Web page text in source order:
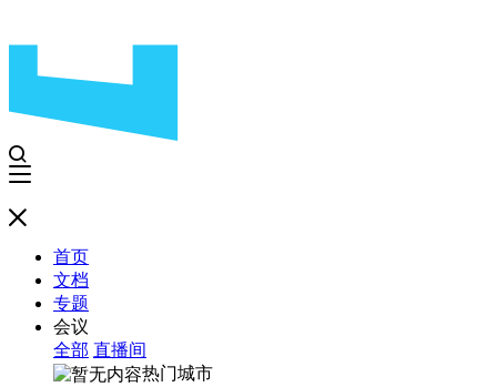
首页
文档
专题
会议
全部 直播间
热门城市